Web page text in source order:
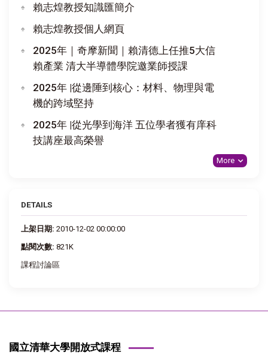
賴志煌教授知識匯簡介
賴志煌教授個人網頁
2025年｜奇摩新聞｜賴清德上任推5大信
賴產業 清大半導體學院邀業師授課
2025年 |從邊陲到核心：材料、物理與電
機的跨域堅持
2025年 |從光學到海洋 五位學者獲有庠科
技講座最高榮譽
More
DETAILS
上架日期: 2010-12-02 00:00:00
點閱次數: 821K
課程討論區
國立清華大學開放式課程